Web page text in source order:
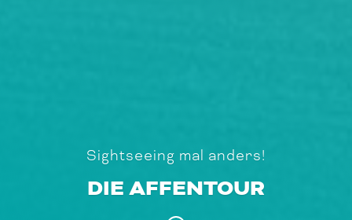
Sightseeing mal anders!
DIE AFFENTOUR